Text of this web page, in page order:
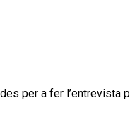
per a fer l’entrevista